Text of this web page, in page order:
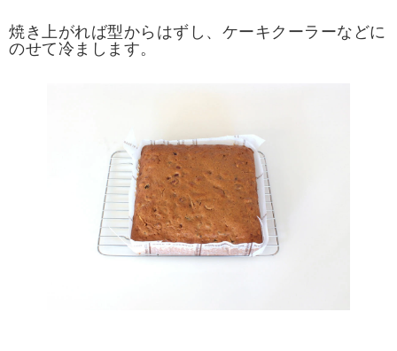
焼き上がれば型からはずし、ケーキクーラーなどに
のせて冷まします。